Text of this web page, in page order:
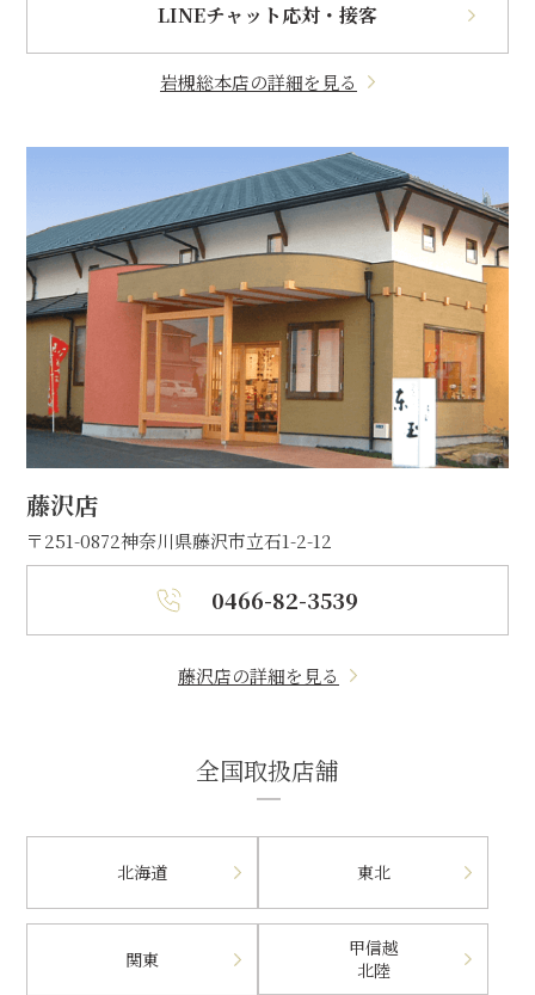
LINEチャット応対・接客
岩槻総本店の詳細を見る
藤沢店
〒251-0872神奈川県藤沢市立石1-2-12
0466-82-3539
藤沢店の詳細を見る
全国取扱店舗
北海道 東北
関東
甲信越
北陸